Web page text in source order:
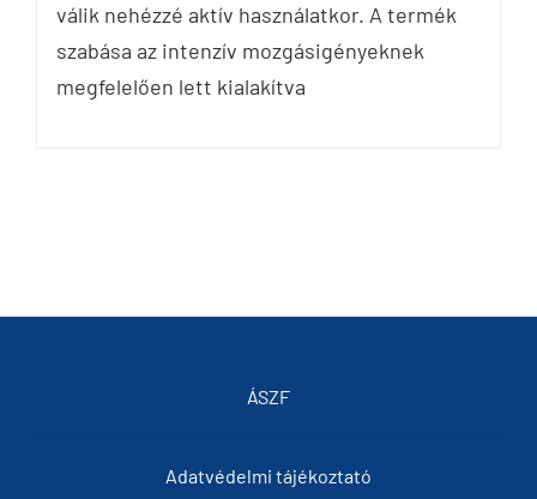
válik nehézzé aktív használatkor. A termék
szabása az intenzív mozgásigényeknek
megfelelően lett kialakítva
ÁSZF
Adatvédelmi tájékoztató